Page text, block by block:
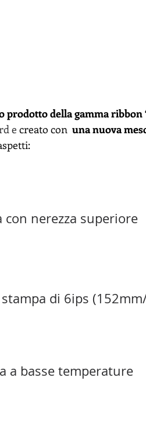
della gamma ribbon
e creato con una nuova
con nerezza superiore
di 6ips
a basse temperature